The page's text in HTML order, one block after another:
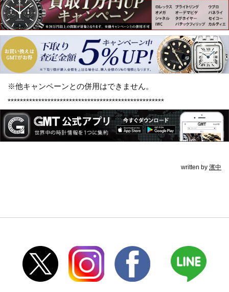
※他キャンペーンとの併用はできません。
***************************************************
written by 濱中